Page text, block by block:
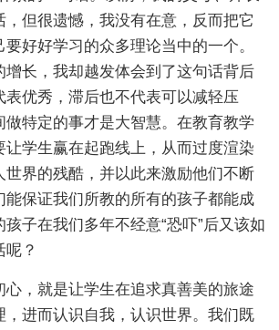
，但很遗憾，我没有在意，反而把它
好好学习的众多理论当中的一个。
增长，我却越发体会到了这句话背后
表优秀，滞后也不代表可以减轻压
做特定的事才是大智慧。在教育教学
让学生赢在起跑线上，从而过度渲染
世界的残酷，并以此来激励他们不断
能保证我们所教的所有的孩子都能成
子在我们多年不经意“恐吓”后又该如
呢？
心，就是让学生在追求真善美的旅途
，进而认识自我，认识世界。我们既